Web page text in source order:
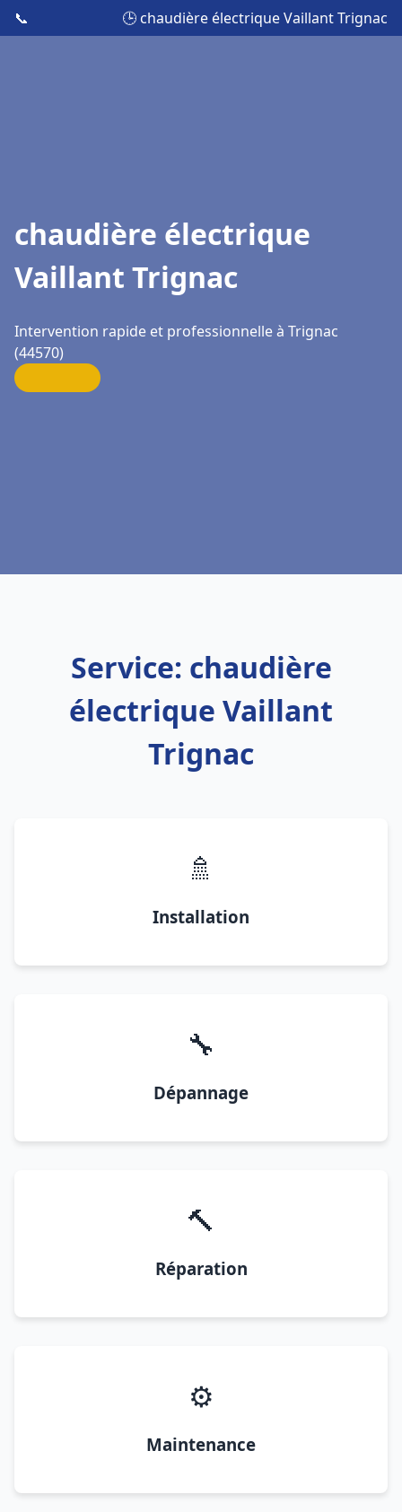
📞 🕒 chaudière électrique Vaillant Trignac
chaudière électrique
Vaillant Trignac
Intervention rapide et professionnelle à Trignac
(44570)
Service: chaudière
électrique Vaillant
Trignac
🚿
Installation
🔧
Dépannage
🔨
Réparation
⚙️
Maintenance